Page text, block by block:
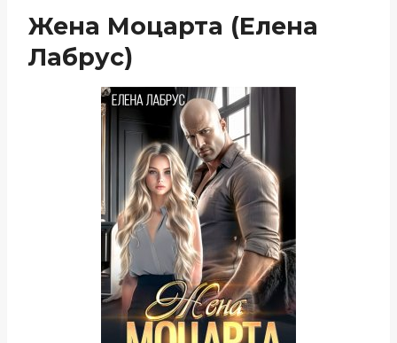
Жена Моцарта (Елена
Лабрус)